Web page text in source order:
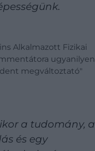
Alkalmazott Fizikai
ugyanilyen
megváltoztató"
a tudomány, a
és egy